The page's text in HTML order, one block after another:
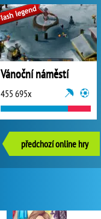
Vánoční náměstí
455 695x
předchozí online hry